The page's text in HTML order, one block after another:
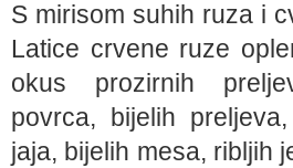
S mirisom suhih ruza i
Latice crvene ruze
okus prozirnih
povrca, bijelih
jaja, bijelih mesa, ribljih